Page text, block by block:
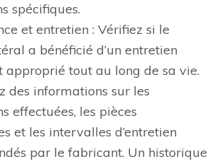
spécifiques.
et entretien : Vérifiez si le
a bénéficié d’un entretien
approprié tout au long de sa vie.
des informations sur les
effectuées, les pièces
et les intervalles d’entretien
par le fabricant. Un historique